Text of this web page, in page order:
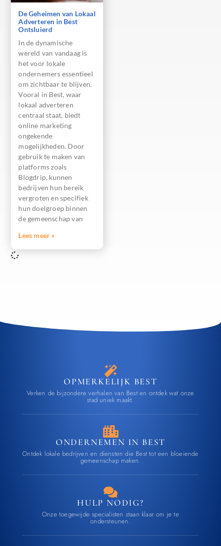
De Geheimen van Lokaal
Adverteren in Best
Ontsluierd
In de dynamische
wereld van vandaag is
het voor lokale
ondernemers essentieel
om zichtbaar te blijven.
Vooral in Best, waar
lokaal adverteren
centraal staat, biedt
online marketing
ongekende
mogelijkheden. Door
gebruik te maken van
platforms zoals
Blogdrip, kunnen
bedrijven hun bereik
vergroten en specifiek
hun doelgroep binnen
de gemeenschap van
Lees meer »
OPMERKELIJK BEST
Verken de bijzondere verhalen van Best en ontdek wat onze
stad uniek maakt.
ONDERNEMEN IN BEST
Ontdek lokale bedrijven en diensten die Best tot een bloeiende
gemeenschap maken.
HULP NODIG?
Onze toegewijde specialisten staan klaar om je te
ondersteunen.